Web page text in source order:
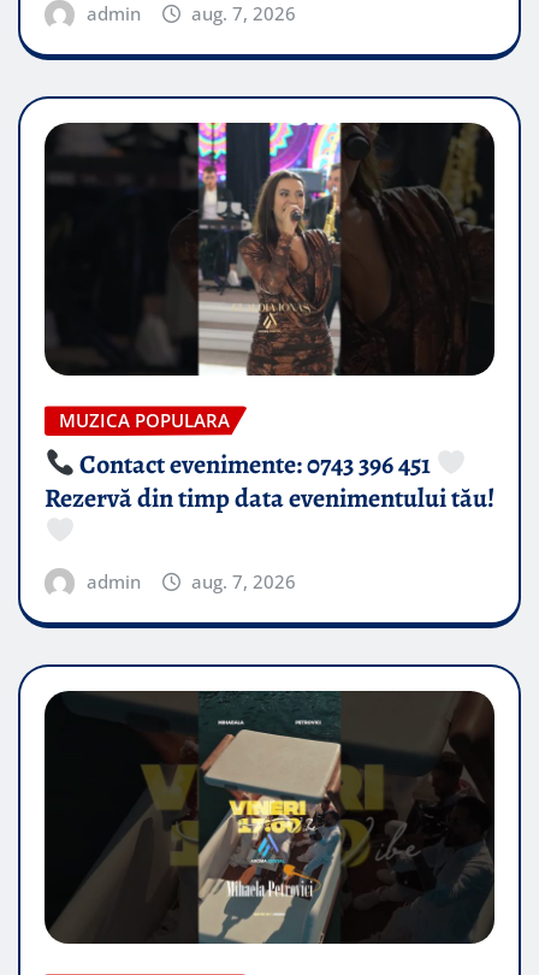
admin aug. 7, 2026
MUZICA POPULARA
Contact evenimente: 0743 396 451
Rezervă din timp data evenimentului tău!
admin aug. 7, 2026